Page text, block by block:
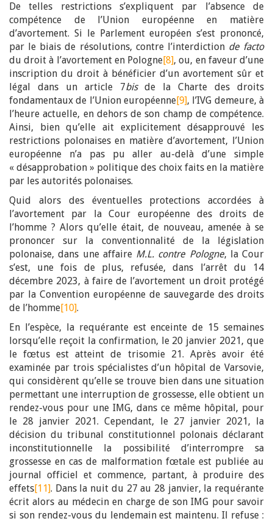
De telles restrictions s’expliquent par l’absence de
compétence de l’Union européenne en matière
d’avortement. Si le Parlement européen s’est prononcé,
par le biais de résolutions, contre l’interdiction de facto
du droit à l’avortement en Pologne[8], ou, en faveur d’une
inscription du droit à bénéficier d’un avortement sûr et
légal dans un article 7bisde la Charte des droits
fondamentaux de l’Union européenne[9], l’IVG demeure, à
l’heure actuelle, en dehors de son champ de compétence.
Ainsi, bien qu’elle ait explicitement désapprouvé les
restrictions polonaises en matière d’avortement, l’Union
européenne n’a pas pu aller au-delà d’une simple
« désapprobation » politique des choix faits en la matière
par les autorités polonaises.
Quid alors des éventuelles protections accordées à
l’avortement par la Cour européenne des droits de
l’homme ? Alors qu’elle était, de nouveau, amenée à se
prononcer sur la conventionnalité de la législation
polonaise, dans une affaire M.L. contre Pologne, la Cour
s’est, une fois de plus, refusée, dans l’arrêt du 14
décembre 2023, à faire de l’avortement un droit protégé
par la Convention européenne de sauvegarde des droits
de l’homme[10].
En l’espèce, la requérante est enceinte de 15 semaines
lorsqu’elle reçoit la confirmation, le 20 janvier 2021, que
le fœtus est atteint de trisomie 21. Après avoir été
examinée par trois spécialistes d’un hôpital de Varsovie,
qui considèrent qu’elle se trouve bien dans une situation
permettant une interruption de grossesse, elle obtient un
rendez-vous pour une IMG, dans ce même hôpital, pour
le 28 janvier 2021. Cependant, le 27 janvier 2021, la
décision du tribunal constitutionnel polonais déclarant
inconstitutionnelle la possibilité d’interrompre sa
grossesse en cas de malformation fœtale est publiée au
journal officiel et commence, partant, à produire des
effets[11]. Dans la nuit du 27 au 28 janvier, la requérante
écrit alors au médecin en charge de son IMG pour savoir
si son rendez-vous du lendemain est maintenu. Il refuse :